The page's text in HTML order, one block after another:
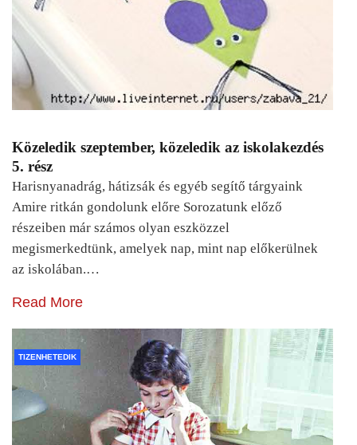
Közeledik szeptember, közeledik az iskolakezdés
5. rész
Harisnyanadrág, hátizsák és egyéb segítő tárgyaink
Amire ritkán gondolunk előre Sorozatunk előző
részeiben már számos olyan eszközzel
megismerkedtünk, amelyek nap, mint nap előkerülnek
az iskolában.…
Read More
TIZENHETEDIK